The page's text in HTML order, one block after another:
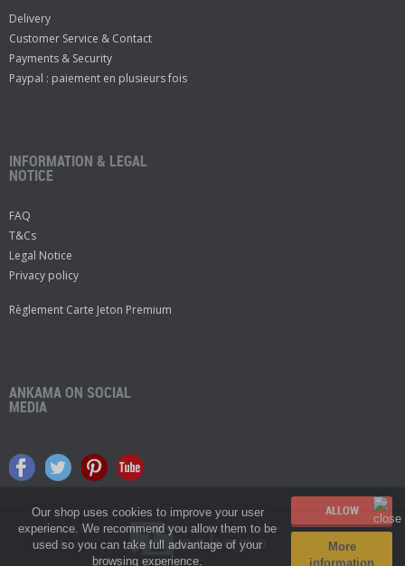
Our shop uses cookies to improve your user
experience. We recommend you allow them to be
used so you can take full advantage of your
browsing experience.
More
information
Delivery
Customer Service & Contact
Payments & Security
Paypal : paiement en plusieurs fois
INFORMATION & LEGAL
NOTICE
FAQ
T&Cs
Legal Notice
Privacy policy
Règlement Carte Jeton Premium
ANKAMA ON SOCIAL
MEDIA